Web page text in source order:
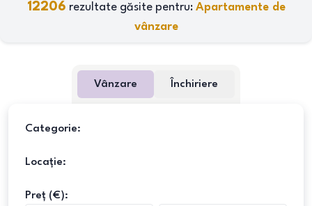
12206 rezultate găsite pentru: Apartamente de
vânzare
Vânzare Închiriere
Categorie:
Locație:
Preț (€):